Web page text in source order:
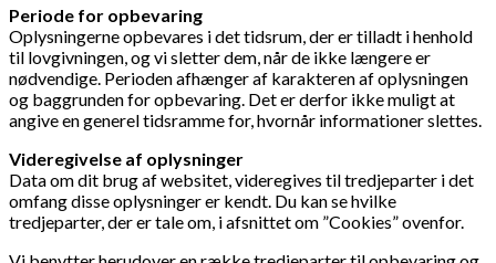
Periode for opbevaring
Oplysningerne opbevares i det tidsrum, der er tilladt i henhold
til lovgivningen, og vi sletter dem, når de ikke længere er
nødvendige. Perioden afhænger af karakteren af oplysningen
og baggrunden for opbevaring. Det er derfor ikke muligt at
angive en generel tidsramme for, hvornår informationer slettes.
Videregivelse af oplysninger
Data om dit brug af websitet, videregives til tredjeparter i det
omfang disse oplysninger er kendt. Du kan se hvilke
tredjeparter, der er tale om, i afsnittet om ”Cookies” ovenfor.